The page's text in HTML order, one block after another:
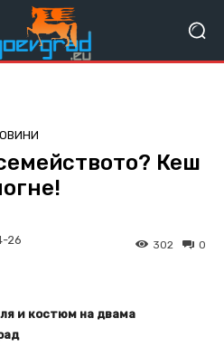
Кеш
26 0
302
и костюм на двама